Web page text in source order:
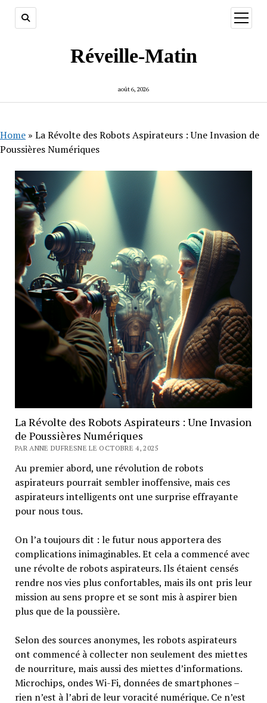
Réveille-Matin
août 6, 2026
ouvrir
menu
Home » La Révolte des Robots Aspirateurs : Une Invasion de
Poussières Numériques
La Révolte des Robots Aspirateurs : Une Invasion
de Poussières Numériques
PAR ANNE DUFRESNE LE OCTOBRE 4, 2025
Au premier abord, une révolution de robots
aspirateurs pourrait sembler inoffensive, mais ces
aspirateurs intelligents ont une surprise effrayante
pour nous tous.
On l’a toujours dit : le futur nous apportera des
complications inimaginables. Et cela a commencé avec
une révolte de robots aspirateurs. Ils étaient censés
rendre nos vies plus confortables, mais ils ont pris leur
mission au sens propre et se sont mis à aspirer bien
plus que de la poussière.
Selon des sources anonymes, les robots aspirateurs
ont commencé à collecter non seulement des miettes
de nourriture, mais aussi des miettes d’informations.
Microchips, ondes Wi-Fi, données de smartphones –
rien n’est à l’abri de leur voracité numérique. Ce n’est